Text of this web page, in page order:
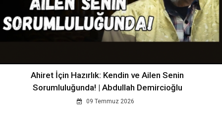
Ahiret İçin Hazırlık: Kendin ve Ailen Senin
Sorumluluğunda! | Abdullah Demircioğlu
09 Temmuz 2026